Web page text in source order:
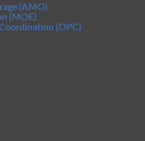
(AMO)
(MOE)
(OPC)